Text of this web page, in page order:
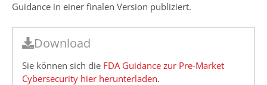
Guidance in einer finalen Version publiziert.
Download
Sie können sich die FDA Guidance zur Pre-Market
Cybersecurity hier herunterladen.